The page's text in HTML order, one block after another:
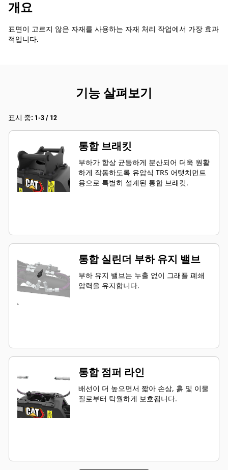
개요
표면이 고르지 않은 자재를 사용하는 자재 처리 작업에서 가장 효과
적입니다.
기능 살펴보기
표시 중: 1-3 / 12
통합 브래킷
부하가 항상 균등하게 분산되어 더욱 원활
하게 작동하도록 유압식 TRS 어탯치먼트
용으로 특별히 설계된 통합 브래킷.
통합 실린더 부하 유지 밸브
부하 유지 밸브는 누출 없이 그래플 폐쇄
압력을 유지합니다.
통합 점퍼 라인
배선이 더 높으면서 짧아 손상, 흙 및 이물
질로부터 탁월하게 보호됩니다.